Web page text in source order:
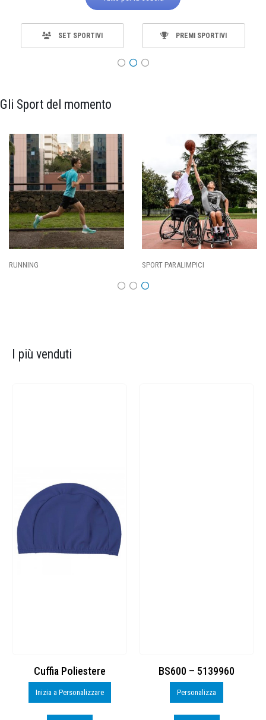
SET SPORTIVI PREMI SPORTIVI
Gli Sport del momento
SPORT PARALIMPICI
I più venduti
Cuffia Poliestere
Inizia a Personalizzare
BS600 – 5139960
Personalizza